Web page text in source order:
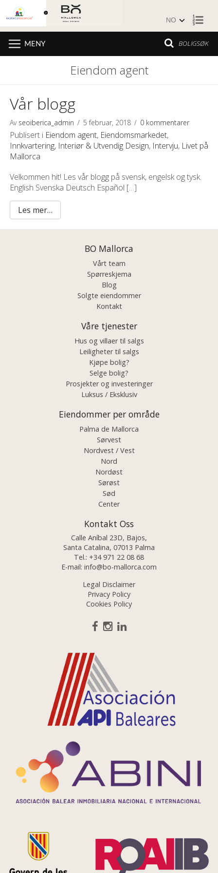
BOLIGSØK
MENY
Eiendom agent
Vår blogg
Av seoiberica_admin / 5 februar, 2018 / 0 kommentarer
Publisert i Eiendom agent, Eiendomsmarkedet,
Innkvartering, Interiør & Utvendig Design, Intervju, Livet på
Mallorca
Velkommen hit! Les vår blogg på svensk, engelsk og tysk.
English Svenska Deutsch Español […]
Les mer…
BO Mallorca
Vårt team
Spørreskjema
Blog
Solgte eiendommer
Kontakt
Våre tjenester
Hus og villaer til salgs
Leiligheter til salgs
Kjøpe bolig?
Selge bolig?
Prosjekter og investeringer
Luksus / Eksklusiv
Eiendommer per område
Palma de Mallorca
Sørvest
Nordvest / Vest
Nord
Nordøst
Sørøst
Sød
Center
Kontakt Oss
Calle Aníbal 23D, Bajos,
Santa Catalina, 07013 Palma
Tel.: +34 971 22 08 68
E-mail: info@bo-mallorca.com
Legal Disclaimer
Privacy Policy
Cookies Policy